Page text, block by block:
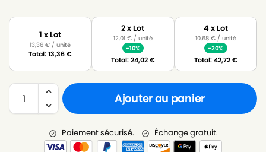
1 x Lot
13,36€ / unité
Total:13,36€
2 x Lot
12,01 €/ unité
-10%
Total:24,02€
4 x Lot
10,68 €/ unité
-20%
Total:42,72€
Ajouter au panier
Paiement sécurisé. Échange gratuit.